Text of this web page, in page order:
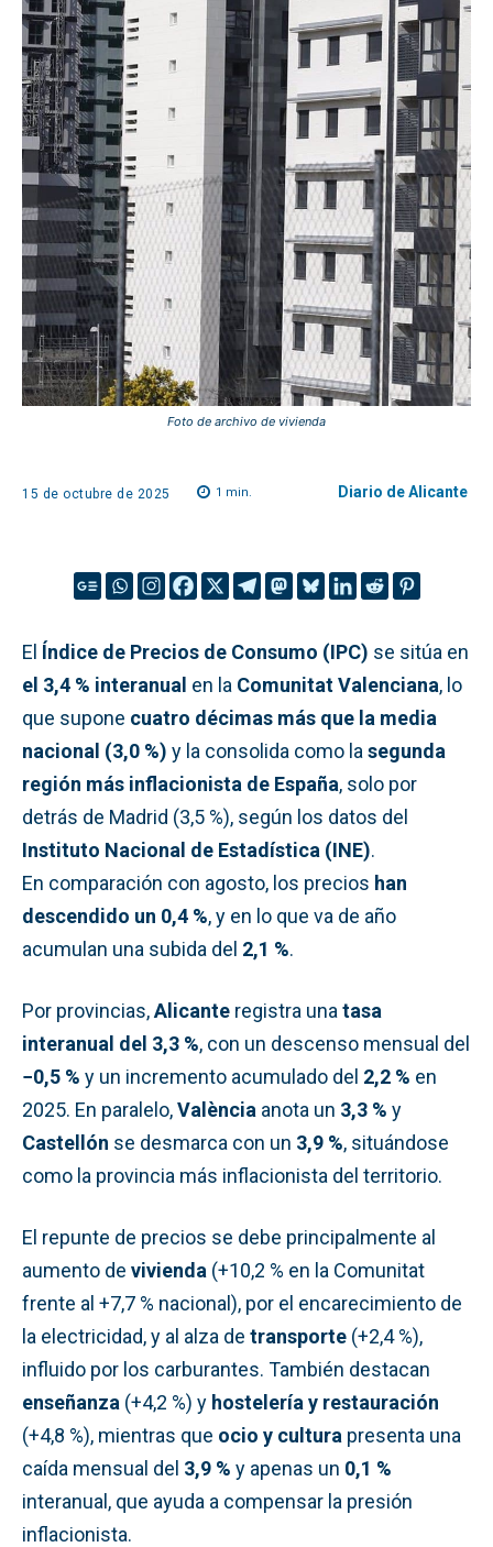
Foto de archivo de vivienda
15 de octubre de 2025 1 min. Diario de Alicante
El Índice de Precios de Consumo (IPC) se sitúa en
el 3,4 % interanual en la Comunitat Valenciana, lo
que supone cuatro décimas más que la media
nacional (3,0 %) y la consolida como la segunda
región más inflacionista de España, solo por
detrás de Madrid (3,5 %), según los datos del
Instituto Nacional de Estadística (INE).
En comparación con agosto, los precios han
descendido un 0,4 %, y en lo que va de año
acumulan una subida del 2,1 %.
Por provincias,Alicante registra una tasa
interanual del 3,3 %, con un descenso mensual del
−0,5 % y un incremento acumulado del 2,2 % en
2025. En paralelo,València anota un 3,3 % y
Castellón se desmarca con un 3,9 %, situándose
como la provincia más inflacionista del territorio.
El repunte de precios se debe principalmente al
aumento de vivienda (+10,2 % en la Comunitat
frente al +7,7 % nacional), por el encarecimiento de
la electricidad, y al alza de transporte (+2,4 %),
influido por los carburantes. También destacan
enseñanza (+4,2 %) y hostelería y restauración
(+4,8 %), mientras que ocio y cultura presenta una
caída mensual del 3,9 % y apenas un 0,1 %
interanual, que ayuda a compensar la presión
inflacionista.